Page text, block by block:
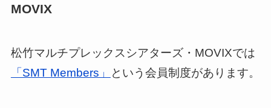
MOVIX
松竹マルチプレックスシアターズ・MOVIXでは
「SMT Members」
という会員制度があります。